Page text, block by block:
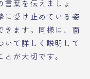
葉を伝えましょ
に受け止めている姿
きます。同様に、面
いて詳しく説明して
が大切です。